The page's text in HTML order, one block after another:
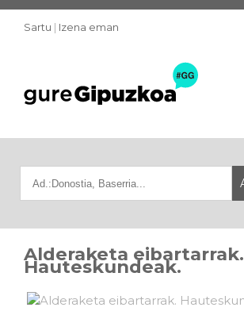
Sartu | Izena eman
Alderaketa eibartarrak.
Hauteskundeak.